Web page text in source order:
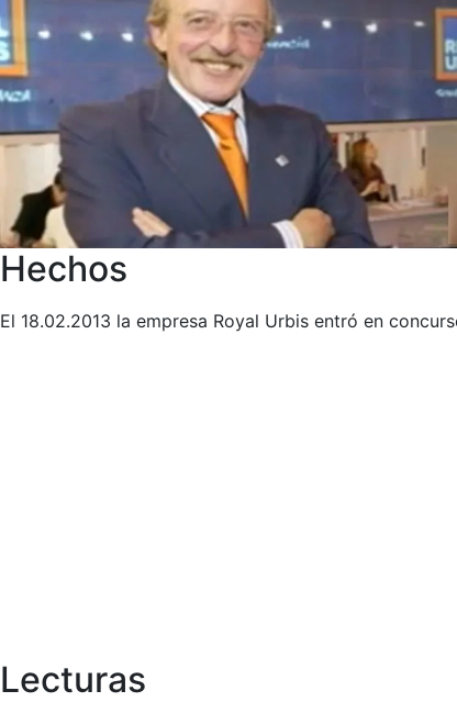
Hechos
El 18.02.2013 la empresa Royal Urbis entró en
Lecturas